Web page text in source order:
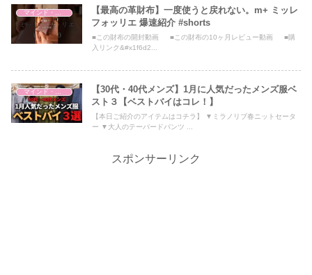
マインド・哲学
【最高の革財布】一度使うと戻れない。m+ ミッレ
フォッリエ 爆速紹介 #shorts
■この財布の開封動画 ■この財布の10ヶ月レビュー動画 ■購
入リンク&#x1f6d2...
【30代・40代メンズ】1月に人気だったメンズ服ベ
スト３【ベストバイはコレ！】
【本日ご紹介のアイテムはコチラ】 ▼ミラノリブ春ニットセータ
ー ▼大人のテーパードパンツ ...
スポンサーリンク